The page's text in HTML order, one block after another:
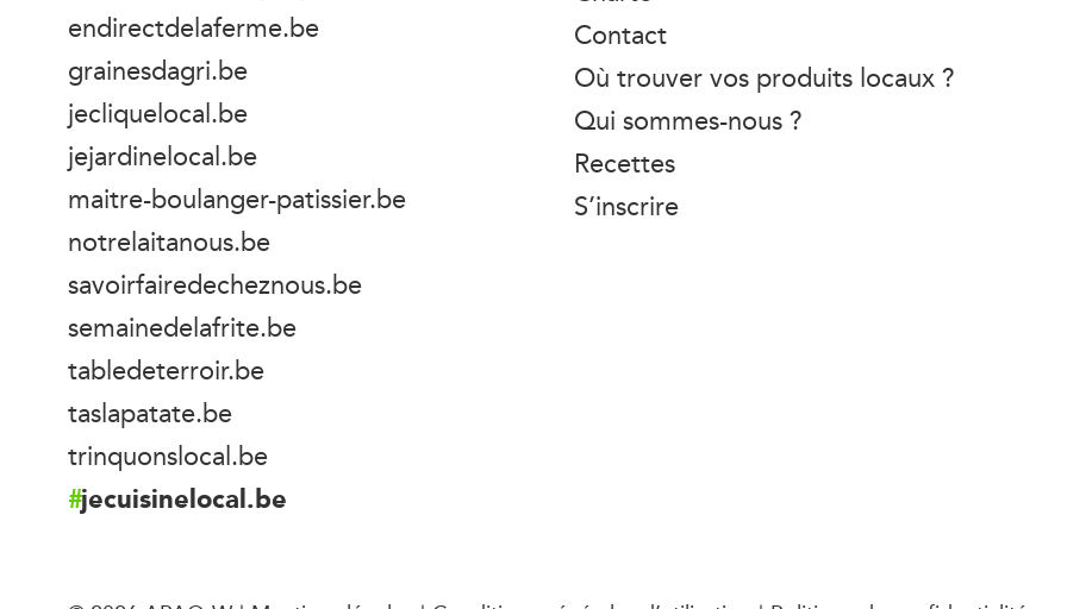
endirectdelaferme.be
grainesdagri.be
jecliquelocal.be
jejardinelocal.be
maitre-boulanger-patissier.be
notrelaitanous.be
savoirfairedecheznous.be
semainedelafrite.be
tabledeterroir.be
taslapatate.be
trinquonslocal.be
jecuisinelocal.be
Contact
Où trouver vos produits locaux ?
Qui sommes-nous ?
Recettes
S’inscrire